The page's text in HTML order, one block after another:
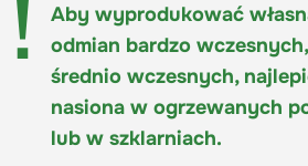
Aby wyprodukować
odmian bardzo
średnio wczesnych,
nasiona w ogrzewanych
lub w szklarniach.